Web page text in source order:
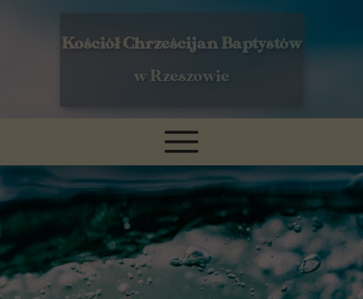
Kościół Chrześcijan Baptystów
w Rzeszowie